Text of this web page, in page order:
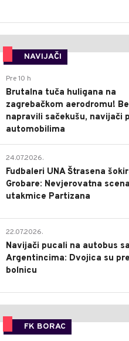
NAVIJAČI
Pre 10 h
Brutalna tuča huligana na
zagrebačkom aerodromu!
napravili sačekušu, navijači
automobilima
24.07.2026.
Fudbaleri UNA Štrasena
Grobare: Nevjerovatna
utakmice Partizana
22.07.2026.
Navijači pucali na autobus sa
Argentincima: Dvojica su
bolnicu
FK BORAC